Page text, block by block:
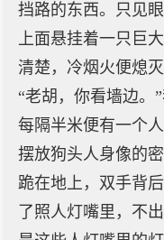
挡路的东西。只见
上面悬挂着一只巨
清楚，冷烟火便熄
“老胡，你看墙边。
每隔半米便有一个
摆放狗头人身像的
跪在地上，双手背
了照人灯嘴里，不